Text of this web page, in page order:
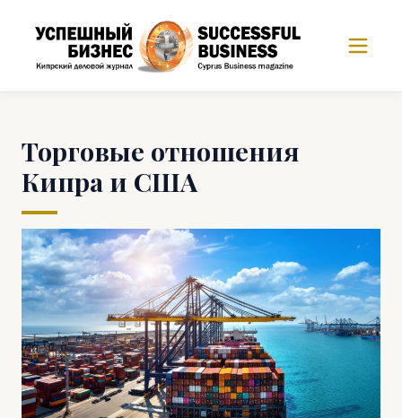
Торговые отношения
Кипра и США